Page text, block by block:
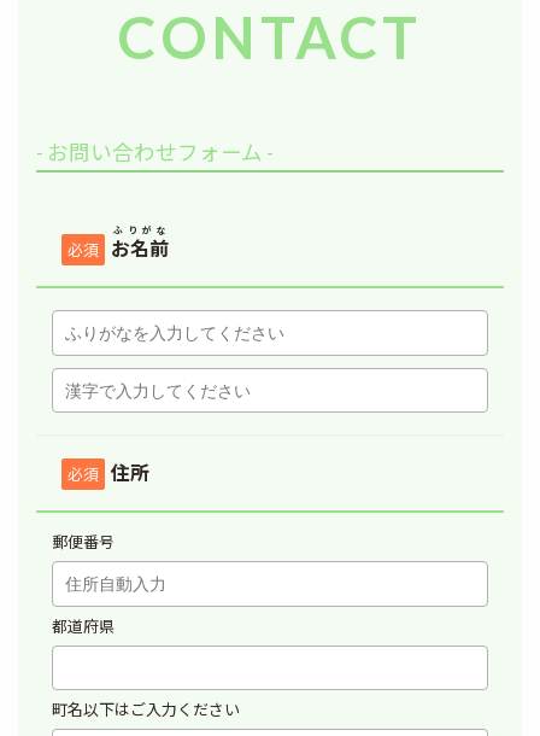
CONTACT
- お問い合わせフォーム -
このフィールドは空のままにしてください。
必須 お名前
ふりがな
必須 住所
郵便番号
都道府県
町名以下はご入力ください